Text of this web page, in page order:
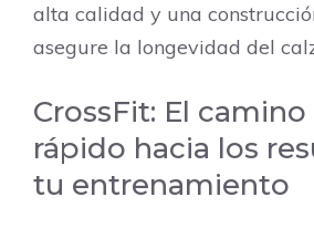
alta calidad y una
asegure la longevidad del
CrossFit: El camino
rápido hacia los
tu entrenamiento